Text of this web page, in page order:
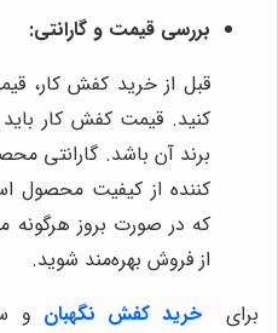
بررسی قیمت و گارانتی:
قبل از خرید کفش کار،
کنید. قیمت کفش کار
برند آن باشد. گارانتی
کننده از کیفیت محصول
که در صورت بروز
از فروش بهره‌مند شوید.
برای
خرید کفش نگهبان و